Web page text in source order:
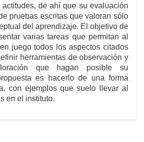
actitudes, de ahí que su evaluación
pruebas escritas que valoran sólo
del aprendizaje. El objetivo de
varias tareas que permitan al
juego todos los aspectos citados
herramientas de observación y
que hagan posible su
es hacerlo de una forma
con ejemplos que suelo llevar al
en el instituto.